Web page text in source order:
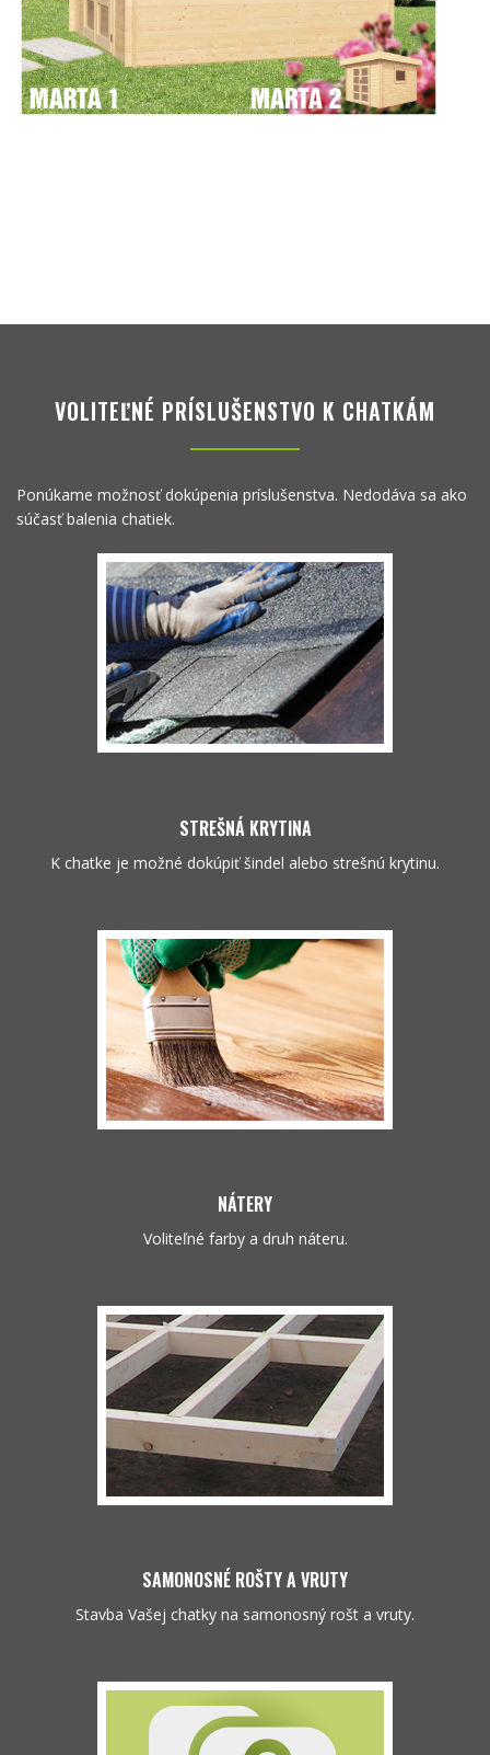
VOLITEĽNÉ PRÍSLUŠENSTVO K CHATKÁM
Ponúkame možnosť dokúpenia príslušenstva. Nedodáva sa ako
súčasť balenia chatiek.
STREŠNÁ KRYTINA
K chatke je možné dokúpiť šindel alebo strešnú krytinu.
NÁTERY
Voliteľné farby a druh náteru.
SAMONOSNÉ ROŠTY A VRUTY
Stavba Vašej chatky na samonosný rošt a vruty.